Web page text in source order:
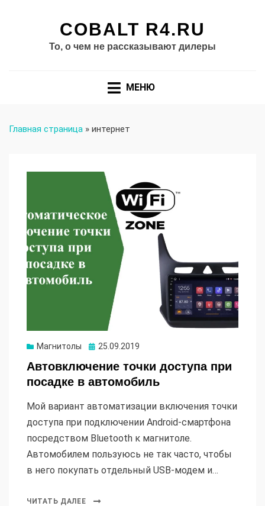
COBALT R4.RU
То, о чем не рассказывают дилеры
МЕНЮ
Главная страница » интернет
Магнитолы Опубликовано
25.09.2019
Автовключение точки доступа при
посадке в автомобиль
Мой вариант автоматизации включения точки
доступа при подключении Android-смартфона
посредством Bluetooth к магнитоле.
Автомобилем пользуюсь не так часто, чтобы
в него покупать отдельный USB-модем и…
ЧИТАТЬ ДАЛЕЕ